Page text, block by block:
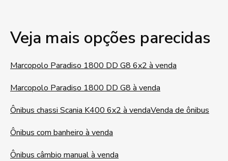
Veja mais opções parecidas
Marcopolo Paradiso 1800 DD G8 6x2 à venda
Marcopolo Paradiso 1800 DD G8 à venda
Ônibus chassi Scania K400 6x2 à vendaVenda de ônibus
Ônibus com banheiro à venda
Ônibus câmbio manual à venda